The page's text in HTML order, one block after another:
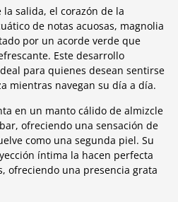
salida, el corazón de la
de notas acuosas, magnolia
por un acorde verde que
Este desarrollo
para quienes desean sentirse
mientras navegan su día a día.
en un manto cálido de almizcle
ofreciendo una sensación de
como una segunda piel. Su
íntima la hacen perfecta
ofreciendo una presencia grata